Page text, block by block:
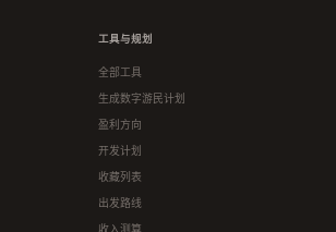
工具与规划
全部工具
生成数字游民计划
盈利方向
开发计划
收藏列表
出发路线
收入测算